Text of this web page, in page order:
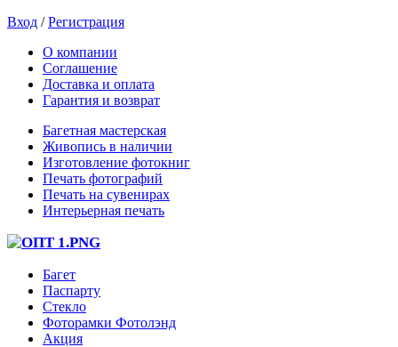
Вход /Регистрация
О компании
Соглашение
Доставка и оплата
Гарантия и возврат
Багетная мастерская
Живопись в наличии
Изготовление фотокниг
Печать фотографий
Печать на сувенирах
Интерьерная печать
Багет
Паспарту
Стекло
Фоторамки Фотолэнд
Акция